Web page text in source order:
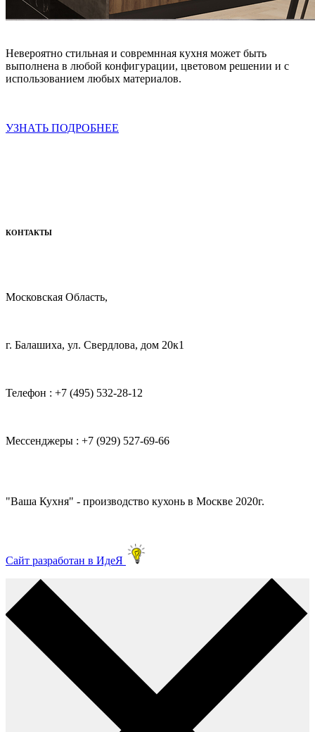
Невероятно стильная и совремнная кухня может быть
выполнена в любой конфигурации, цветовом решении и с
использованием любых материалов.
УЗНАТЬ ПОДРОБНЕЕ
КОНТАКТЫ
Московская Область,
г. Балашиха, ул. Свердлова, дом 20к1
Телефон : +7 (495) 532-28-12
Мессенджеры : +7 (929) 527-69-66
"Ваша Кухня" - производство кухонь в Москве 2020г.
Сайт разработан в ИдеЯ